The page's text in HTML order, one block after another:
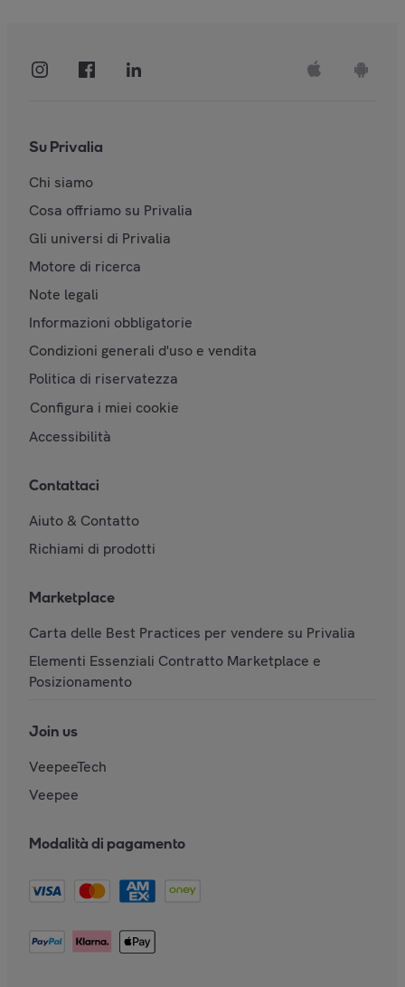
Su Privalia
Chi siamo
Cosa offriamo su Privalia
Gli universi di Privalia
Motore di ricerca
Note legali
Informazioni obbligatorie
Condizioni generali d'uso e vendita
Politica di riservatezza
Configura i miei cookie
Accessibilità
Contattaci
Aiuto & Contatto
Richiami di prodotti
Marketplace
Carta delle Best Practices per vendere su Privalia
Elementi Essenziali Contratto Marketplace e
Posizionamento
Join us
VeepeeTech
Veepee
Modalità di pagamento